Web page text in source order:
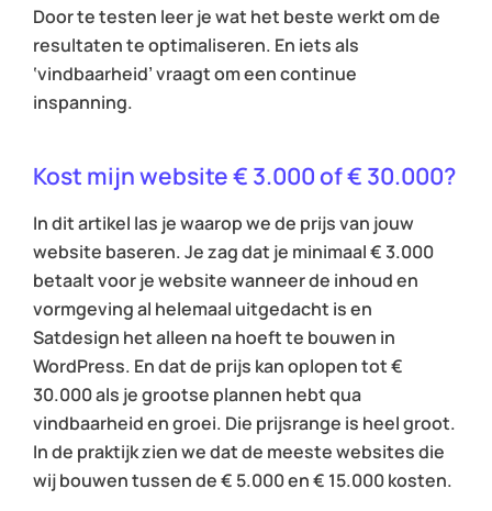
Door te testen leer je wat het beste werkt om de
resultaten te optimaliseren. En iets als
‘vindbaarheid’ vraagt om een continue
inspanning.
Kost mijn website € 3.000 of € 30.000?
In dit artikel las je waarop we de prijs van jouw
website baseren. Je zag dat je minimaal € 3.000
betaalt voor je website wanneer de inhoud en
vormgeving al helemaal uitgedacht is en
Satdesign het alleen na hoeft te bouwen in
WordPress. En dat de prijs kan oplopen tot €
30.000 als je grootse plannen hebt qua
vindbaarheid en groei. Die prijsrange is heel groot.
In de praktijk zien we dat de meeste websites die
wij bouwen tussen de € 5.000 en € 15.000 kosten.